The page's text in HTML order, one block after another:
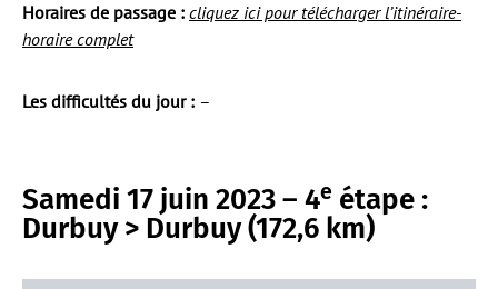
Horaires de passage : cliquez ici pour télécharger l’itinéraire-
horaire complet
Les difficultés du jour : –
Samedi 17 juin 2023 – 4e étape :
Durbuy > Durbuy (172,6 km)